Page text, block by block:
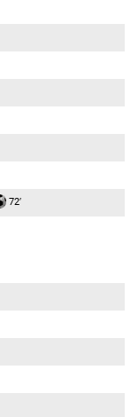
72′